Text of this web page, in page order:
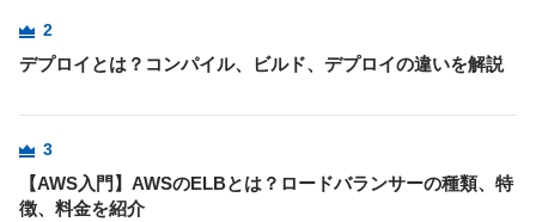
2
デプロイとは？コンパイル、ビルド、デプロイの違いを解説
3
【AWS入門】AWSのELBとは？ロードバランサーの種類、特
徴、料金を紹介